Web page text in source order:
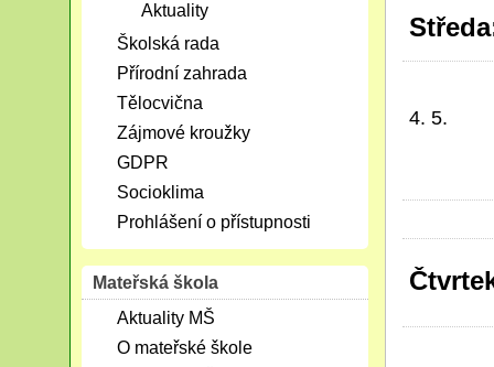
4. 5.
Aktuality
Školská rada
Přírodní zahrada
Tělocvična
Zájmové kroužky
GDPR
Socioklima
Prohlášení o přístupnosti
Mateřská škola
Aktuality MŠ
O mateřské škole